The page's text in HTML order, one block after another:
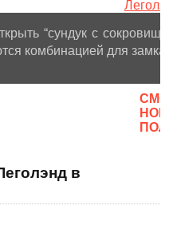
“сундук с
комбинацией для замка.
в